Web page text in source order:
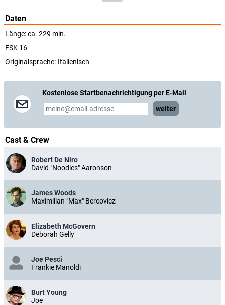
Daten
Länge: ca. 229 min.
FSK 16
Originalsprache: Italienisch
Kostenlose Startbenachrichtigung per E-Mail
weiter
Cast & Crew
Robert De Niro
David "Noodles" Aaronson
James Woods
Maximilian "Max" Bercovicz
Elizabeth McGovern
Deborah Gelly
Joe Pesci
Frankie Manoldi
Burt Young
Joe